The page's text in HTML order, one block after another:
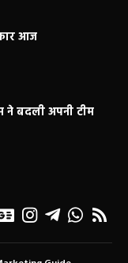
आज
बदली अपनी टीम